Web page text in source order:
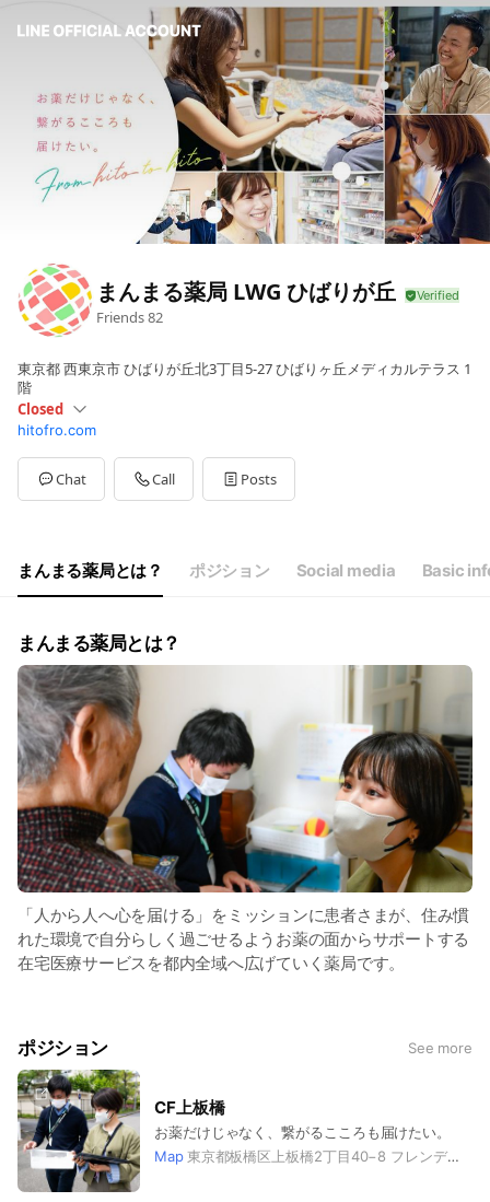
まんまる薬局 LWG ひばりが丘
Friends82
東京都 西東京市 ひばりが丘北3丁目5-27 ひばりヶ丘メディカルテラス 1
階
Closed
SunClosed
Mon09:00 - 13:00,15:00 - 18:30
Tue09:00 - 13:00,15:00 - 18:30
Wed09:00 - 13:00,15:00 - 18:30
Sat
09:00 - 13:00
hitofro.com
Chat Call Posts
まんまる薬局とは？ ポジション Social media Basic
まんまる薬局とは？
「人から人へ心を届ける」をミッションに患者さまが、住み慣
れた環境で自分らしく過ごせるようお薬の面からサポートする
在宅医療サービスを都内全域へ広げていく薬局です。
ポジション See more
CF上板橋
お薬だけじゃなく、繋がるこころも届けたい。
Map 東京都板橋区上板橋2丁目40−8 フレンディー上板橋 1階